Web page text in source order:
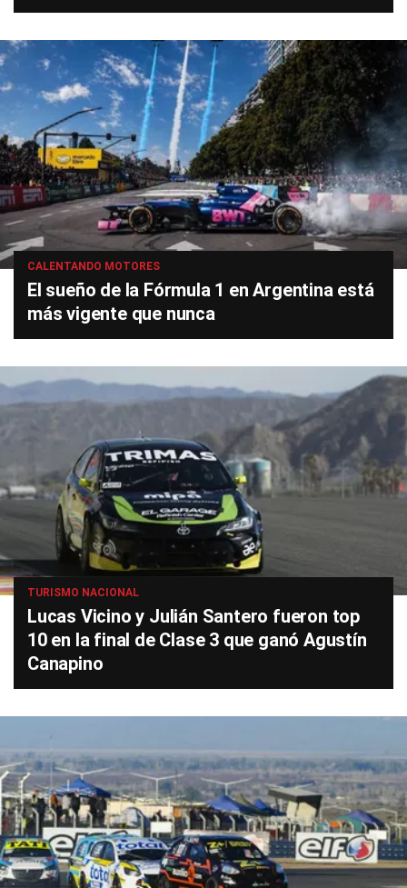
CALENTANDO MOTORES
El sueño de la Fórmula 1 en Argentina está
más vigente que nunca
TURISMO NACIONAL
Lucas Vicino y Julián Santero fueron top
10 en la final de Clase 3 que ganó Agustín
Canapino